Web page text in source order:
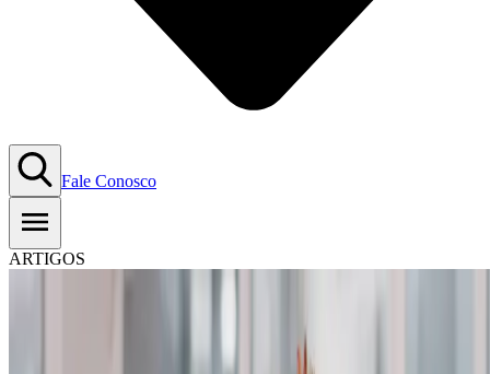
Fale Conosco
ARTIGOS
Como alcançar o público certo
com estratégias de segmentação